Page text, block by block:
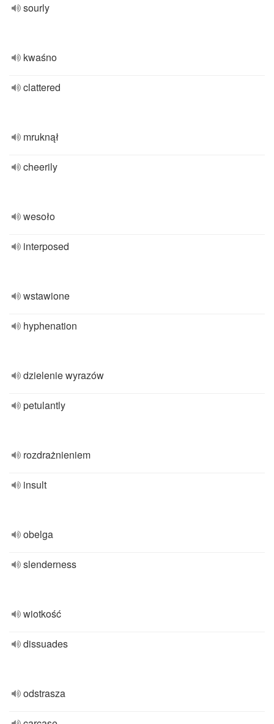
sourly
kwaśno
clattered
mruknął
cheerily
wesoło
interposed
wstawione
hyphenation
dzielenie wyrazów
petulantly
rozdrażnieniem
insult
obelga
slenderness
wiotkość
dissuades
odstrasza